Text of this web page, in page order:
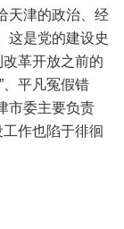
天津的政治、经
这是党的建设史
改革开放之前的
、平凡冤假错
市委主要负责
工作也陷于徘徊